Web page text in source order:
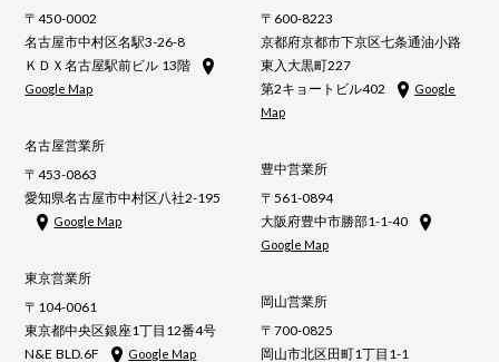
〒450-0002
名古屋市中村区名駅3-26-8
ＫＤＸ名古屋駅前ビル 13階
Google Map
名古屋営業所
〒453-0863
愛知県名古屋市中村区八社2-195
Google Map
東京営業所
〒104-0061
東京都中央区銀座1丁目12番4号
N&E BLD.6F
Google Map
〒600-8223
京都府京都市下京区七条通油小路
東入大黒町227
第2キョートビル402
Google
Map
豊中営業所
〒561-0894
大阪府豊中市勝部1-1-40
Google Map
岡山営業所
〒700-0825
岡山市北区田町1丁目1-1